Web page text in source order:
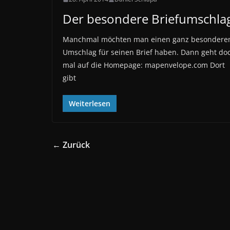
Der besondere
Manchmal möchten man einen ganz
Umschlag für seinen Brief haben. Dann geht
mal auf die Homepage: mapenvelope.com Dort
gibt
Weiterlesen
← Zurück